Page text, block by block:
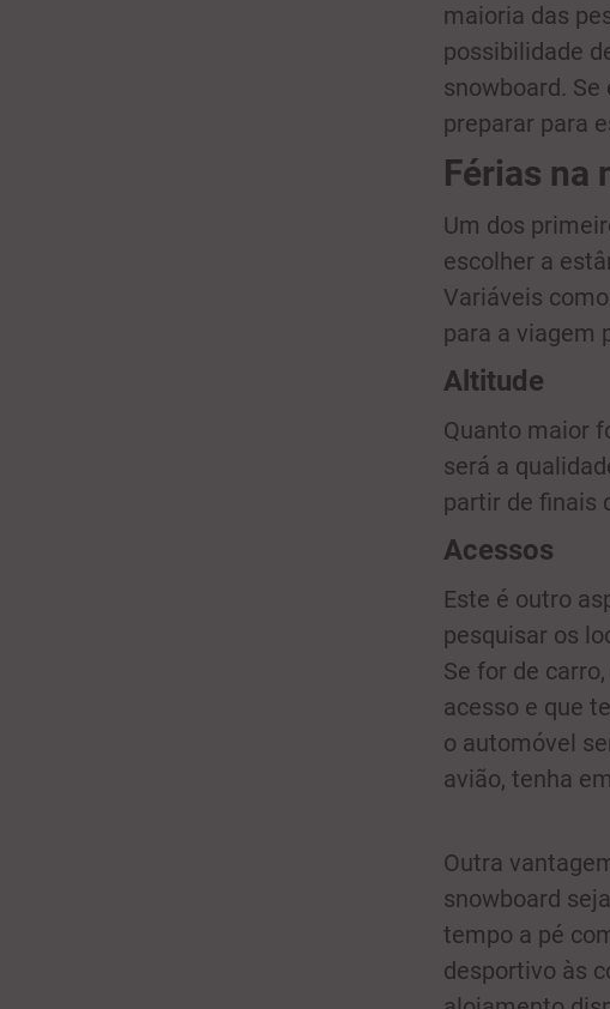
maioria das
possibilidade
snowboard.
preparar para
Férias na
Um dos
escolher a
Variáveis
para a viagem
Altitude
Quanto maior
será a
partir de finais
Acessos
Este é outro
pesquisar os
Se for de
acesso e que
o automóvel
avião, tenha
Outra
snowboard
tempo a pé
desportivo às